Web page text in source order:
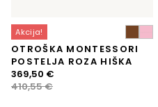
Akcija!
OTROŠKA MONTESSORI
POSTELJA ROZA HIŠKA
410,55€
Izvirna
cena
369,50 €
Trenutna
cena